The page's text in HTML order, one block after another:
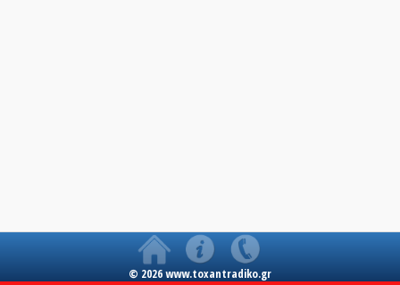
© 2026 www.toxantradiko.gr